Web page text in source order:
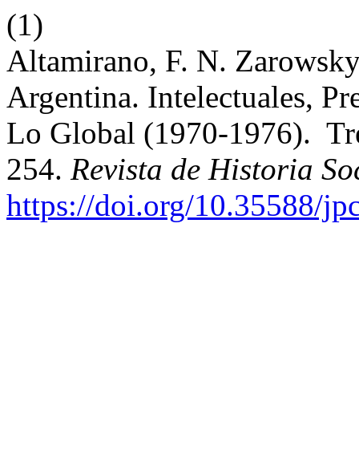
(1)
Altamirano, F. N.
Argentina. Intelectuales,
Lo Global (1970-1976).
254. Revista de Historia
https://doi.org/10.35588/